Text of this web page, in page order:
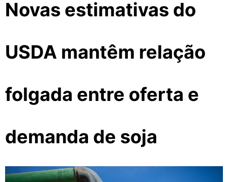
Novas estimativas do
USDA mantêm relação
folgada entre oferta e
demanda de soja